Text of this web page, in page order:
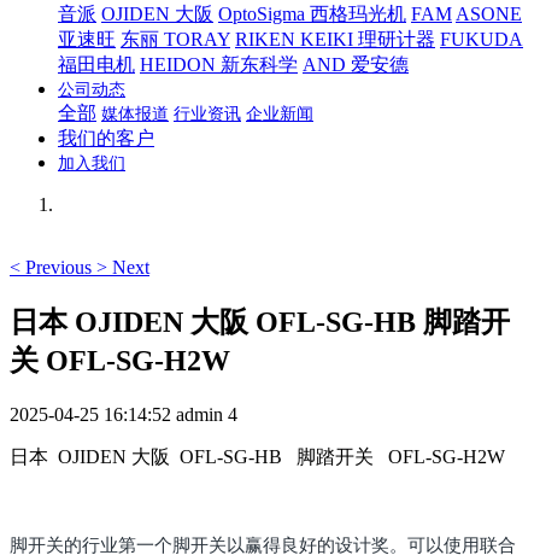
音派 OJIDEN 大阪 OptoSigma 西格玛光机 FAM ASONE
亚速旺 东丽 TORAY RIKEN KEIKI 理研计器 FUKUDA
福田电机 HEIDON 新东科学 AND 爱安德
公司动态
全部 媒体报道 行业资讯 企业新闻
我们的客户
加入我们
< Previous > Next
日本 OJIDEN 大阪 OFL-SG-HB 脚踏开
关 OFL-SG-H2W
2025-04-25 16:14:52 admin 4
日本 OJIDEN 大阪 OFL-SG-HB 脚踏开关 OFL-SG-H2W
脚开关的行业第一个脚开关以赢得良好的设计奖。可以使用联合